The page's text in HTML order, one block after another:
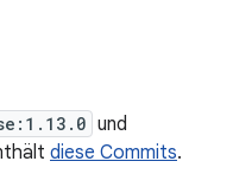
und
diese Commits.